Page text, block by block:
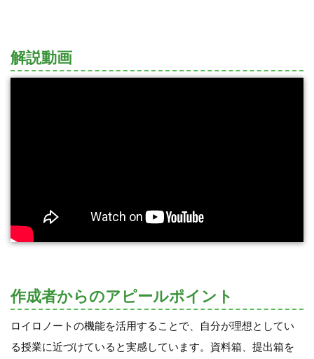
解説動画
作成者からのアピールポイント
ロイロノートの機能を活用することで、自分が理想としてい
る授業に近づけていると実感しています。資料箱、提出箱を